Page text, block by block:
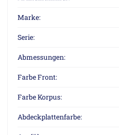
Marke:
Serie:
Abmessungen:
Farbe Front:
Farbe Korpus:
Abdeckplattenfarbe: